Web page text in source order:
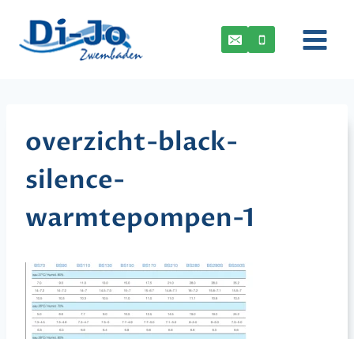
inhoud
overzicht-black-
silence-
warmtepompen-1